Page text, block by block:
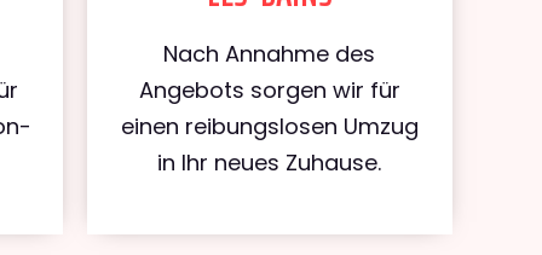
Nach Annahme des
Angebots sorgen wir für
einen reibungslosen Umzug
in Ihr neues Zuhause.